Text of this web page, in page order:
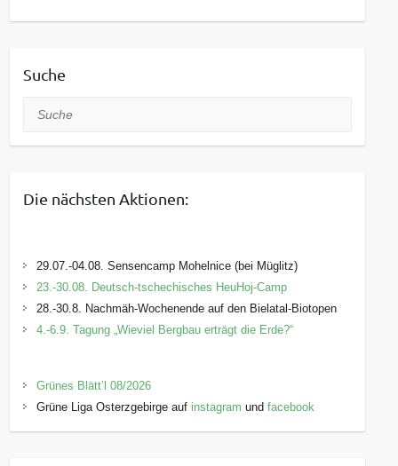
Suche
Suche
Die nächsten Aktionen:
29.07.-04.08. Sensencamp Mohelnice (bei Müglitz)
23.-30.08. Deutsch-tschechisches HeuHoj-Camp
28.-30.8. Nachmäh-Wochenende auf den Bielatal-Biotopen
4.-6.9. Tagung „Wieviel Bergbau erträgt die Erde?“
Grünes Blätt’l 08/2026
Grüne Liga Osterzgebirge auf instagram undfacebook